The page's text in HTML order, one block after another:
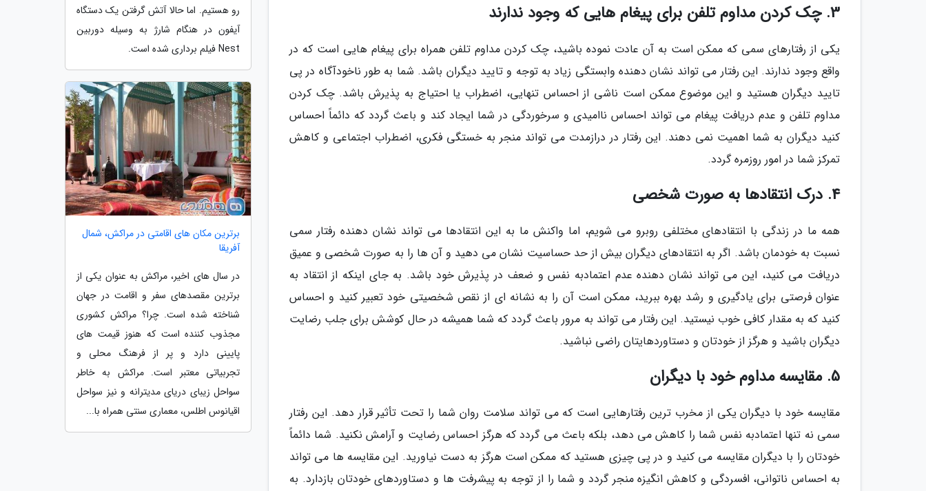
3. چک کردن مداوم تلفن برای پیغام هایی که وجود ندارند
یکی از رفتارهای سمی که ممکن است به آن عادت نموده باشید، چک کردن مداوم تلفن همراه برای پیغام هایی است که در
واقع وجود ندارند. این رفتار می تواند نشان دهنده وابستگی زیاد به توجه و تایید دیگران باشد. شما به طور ناخودآگاه در پی
تایید دیگران هستید و این موضوع ممکن است ناشی از احساس تنهایی، اضطراب یا احتیاج به پذیرش باشد. چک کردن
مداوم تلفن و عدم دریافت پیغام می تواند احساس ناامیدی و سرخوردگی در شما ایجاد کند و باعث گردد که دائماً احساس
کنید دیگران به شما اهمیت نمی دهند. این رفتار در درازمدت می تواند منجر به خستگی فکری، اضطراب اجتماعی و کاهش
تمرکز شما در امور روزمره گردد.
4. درک انتقادها به صورت شخصی
همه ما در زندگی با انتقادهای مختلفی روبرو می شویم، اما واکنش ما به این انتقادها می تواند نشان دهنده رفتار سمی
نسبت به خودمان باشد. اگر به انتقادهای دیگران بیش از حد حساسیت نشان می دهید و آن ها را به صورت شخصی و عمیق
دریافت می کنید، این می تواند نشان دهنده عدم اعتمادبه نفس و ضعف در پذیرش خود باشد. به جای اینکه از انتقاد به
عنوان فرصتی برای یادگیری و رشد بهره ببرید، ممکن است آن را به نشانه ای از نقص شخصیتی خود تعبیر کنید و احساس
کنید که به مقدار کافی خوب نیستید. این رفتار می تواند به مرور باعث گردد که شما همیشه در حال کوشش برای جلب رضایت
دیگران باشید و هرگز از خودتان و دستاوردهایتان راضی نباشید.
5. مقایسه مداوم خود با دیگران
مقایسه خود با دیگران یکی از مخرب ترین رفتارهایی است که می تواند سلامت روان شما را تحت تأثیر قرار دهد. این رفتار
سمی نه تنها اعتمادبه نفس شما را کاهش می دهد، بلکه باعث می گردد که هرگز احساس رضایت و آرامش نکنید. شما دائماً
خودتان را با دیگران مقایسه می کنید و در پی چیزی هستید که ممکن است هرگز به دست نیاورید. این مقایسه ها می تواند
به احساس ناتوانی، افسردگی و کاهش انگیزه منجر گردد و شما را از توجه به پیشرفت ها و دستاوردهای خودتان بازدارد. به
رو هستیم. اما حالا آتش گرفتن یک دستگاه
آیفون در هنگام شارژ به وسیله دوربین
Nest فیلم برداری شده است.
برترین مکان های اقامتی در مراکش، شمال
آفریقا
در سال های اخیر، مراکش به عنوان یکی از
برترین مقصدهای سفر و اقامت در جهان
شناخته شده است. چرا؟ مراکش کشوری
مجذوب کننده است که هنوز قیمت های
پایینی دارد و پر از فرهنگ محلی و
تجربیاتی معتبر است. مراکش به خاطر
سواحل زیبای دریای مدیترانه و نیز سواحل
اقیانوس اطلس، معماری سنتی همراه با...